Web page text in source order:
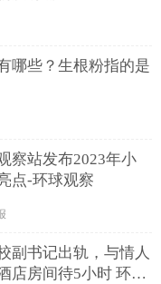
哪些？生根粉指的是
察站发布2023年小
点-环球观察
副书记出轨，与情人
店房间待5小时 环球